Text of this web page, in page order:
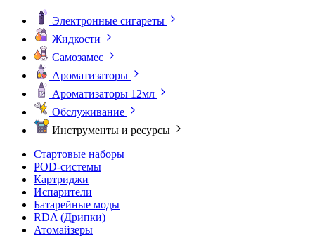
Электронные сигареты
Жидкости
Самозамес
Ароматизаторы
Ароматизаторы 12мл
Обслуживание
Инструменты и ресурсы
Стартовые наборы
POD-системы
Картриджи
Испарители
Батарейные моды
RDA (Дрипки)
Атомайзеры